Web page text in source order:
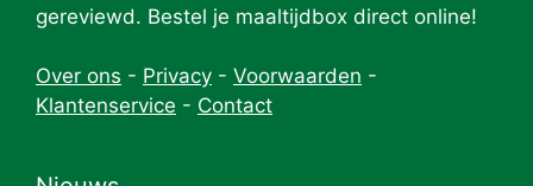
gereviewd. Bestel je maaltijdbox direct online!
Over ons - Privacy - Voorwaarden -
Klantenservice - Contact